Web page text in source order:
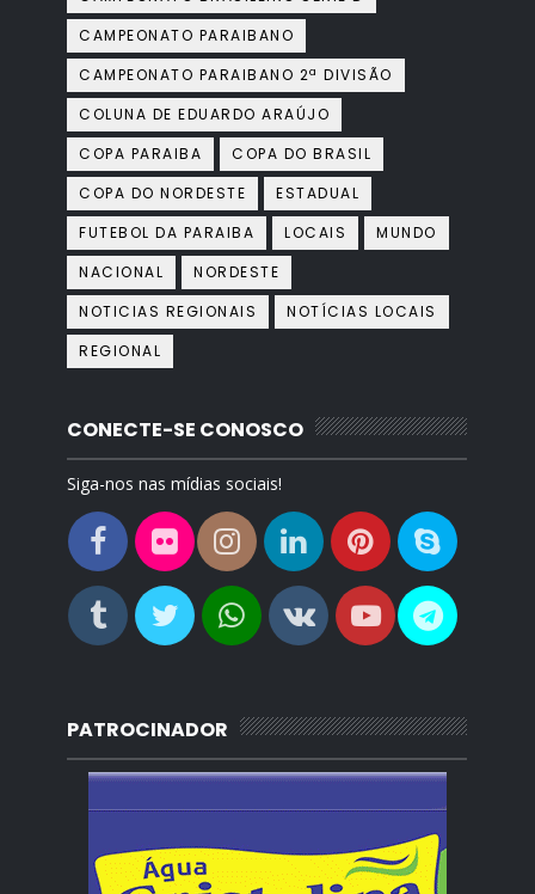
CAMPEONATO PARAIBANO
CAMPEONATO PARAIBANO 2ª DIVISÃO
COLUNA DE EDUARDO ARAÚJO
COPA PARAIBA
COPA DO BRASIL
COPA DO NORDESTE
ESTADUAL
FUTEBOL DA PARAIBA
LOCAIS
MUNDO
NACIONAL
NORDESTE
NOTICIAS REGIONAIS
NOTÍCIAS LOCAIS
REGIONAL
CONECTE-SE CONOSCO
Siga-nos nas mídias sociais!
PATROCINADOR